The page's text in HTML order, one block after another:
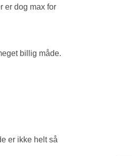
er dog max for
billig måde.
er ikke helt så